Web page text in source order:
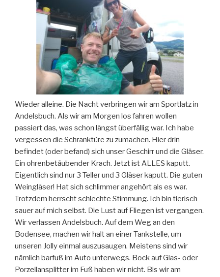
Wieder alleine. Die Nacht verbringen wir am Sportlatz in
Andelsbuch. Als wir am Morgen los fahren wollen
passiert das, was schon längst überfällig war. Ich habe
vergessen die Schranktüre zu zumachen. Hier drin
befindet (oder befand) sich unser Geschirr und die Gläser.
Ein ohrenbetäubender Krach. Jetzt ist ALLES kaputt.
Eigentlich sind nur 3 Teller und 3 Gläser kaputt. Die guten
Weingläser! Hat sich schlimmer angehört als es war.
Trotzdem herrscht schlechte Stimmung. Ich bin tierisch
sauer auf mich selbst. Die Lust auf Fliegen ist vergangen.
Wir verlassen Andelsbuch. Auf dem Weg an den
Bodensee, machen wir halt an einer Tankstelle, um
unseren Jolly einmal auszusaugen. Meistens sind wir
nämlich barfuß im Auto unterwegs. Bock auf Glas- oder
Porzellansplitter im Fuß haben wir nicht. Bis wir am